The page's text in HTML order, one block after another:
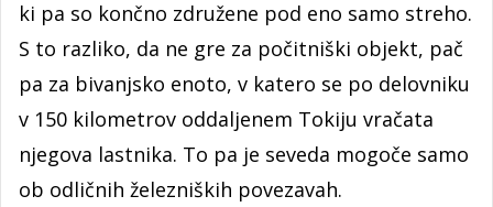
ki pa so končno združene pod eno samo streho.
S to razliko, da ne gre za počitniški objekt, pač
pa za bivanjsko enoto, v katero se po delovniku
v 150 kilometrov oddaljenem Tokiju vračata
njegova lastnika. To pa je seveda mogoče samo
ob odličnih železniških povezavah.